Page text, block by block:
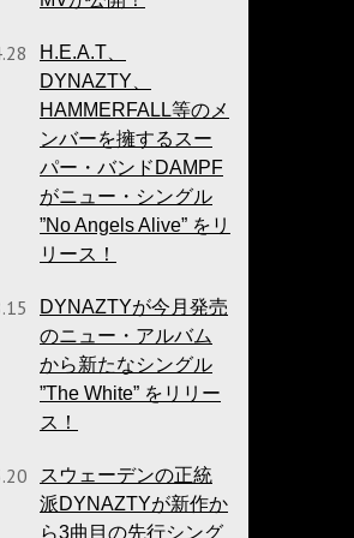
H.E.A.T、
DYNAZTY、
HAMMERFALL等のメ
ンバーを擁するスー
パー・バンドDAMPF
がニュー・シングル
”No Angels Alive” をリ
リース！
DYNAZTYが今月発売
のニュー・アルバム
から新たなシングル
”The White” をリリー
ス！
スウェーデンの正統
派DYNAZTYが新作か
ら3曲目の先行シング